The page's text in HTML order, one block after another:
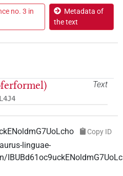
no. 3 in
Metadata of
the text
Text
Copy ID
linguae-